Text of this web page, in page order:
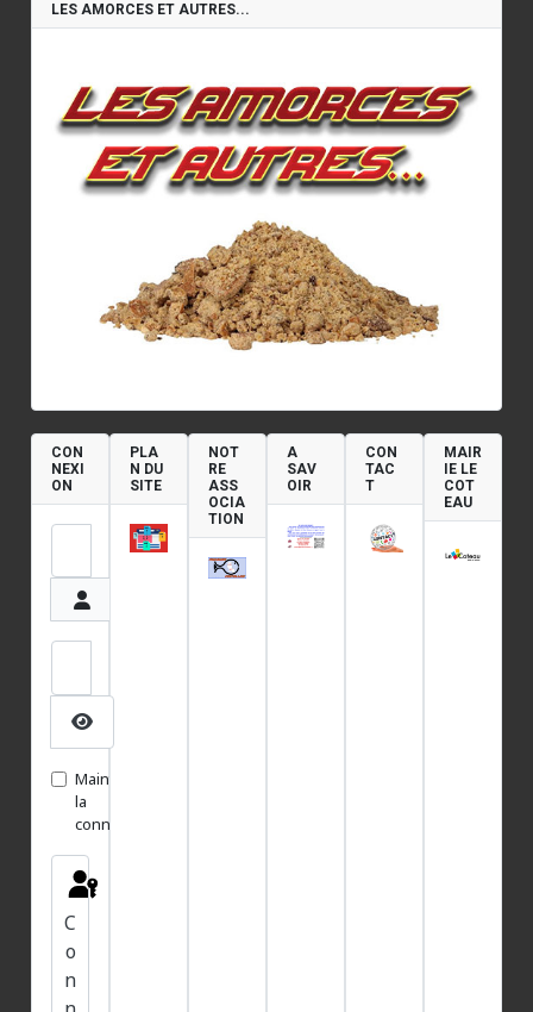
LES AMORCES ET AUTRES...
CON
NEXI
ON
Identifiant
Mot de passe
Afficher le mot de passe
Maintenir
la
connexion
C
o
n
PLA
N DU
SITE
NOT
RE
ASS
OCIA
TION
A
SAV
OIR
CON
TAC
T
MAIR
IE LE
COT
EAU